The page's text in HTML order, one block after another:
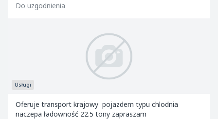
Do uzgodnienia
Usługi
Oferuje transport krajowy pojazdem typu chlodnia
naczepa ładowność 22.5 tony zapraszam